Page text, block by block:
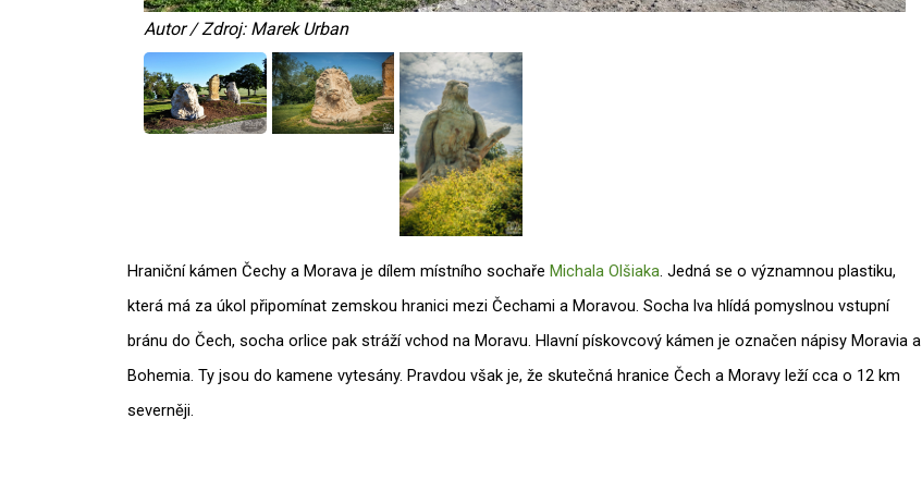
Autor / Zdroj: Marek Urban
Hraniční kámen Čechy a Morava je dílem místního sochaře Michala Olšiaka. Jedná se o významnou plastiku,
která má za úkol připomínat zemskou hranici mezi Čechami a Moravou. Socha lva hlídá pomyslnou vstupní
bránu do Čech, socha orlice pak stráží vchod na Moravu. Hlavní pískovcový kámen je označen nápisy Moravia a
Bohemia. Ty jsou do kamene vytesány. Pravdou však je, že skutečná hranice Čech a Moravy leží cca o 12 km
severněji.